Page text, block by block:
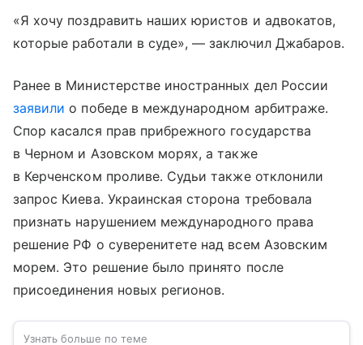
«Я хочу поздравить наших юристов и адвокатов,
которые работали в суде», — заключил Джабаров.
Ранее в Министерстве иностранных дел России
заявили о победе в международном арбитраже.
Спор касался прав прибрежного государства
в Черном и Азовском морях, а также
в Керченском проливе. Судьи также отклонили
запрос Киева. Украинская сторона требовала
признать нарушением международного права
решение РФ о суверенитете над всем Азовским
морем. Это решение было принято после
присоединения новых регионов.
Узнать больше по теме